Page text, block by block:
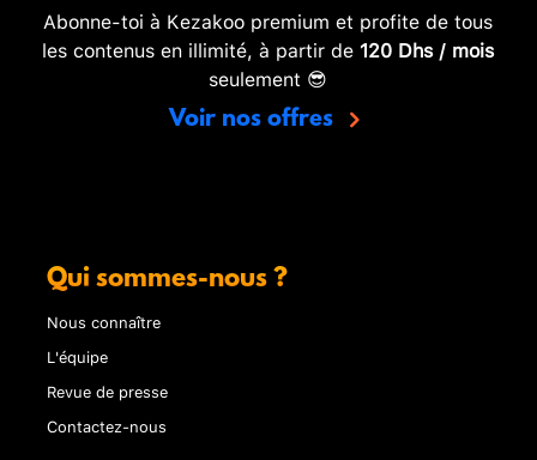
Abonne-toi à Kezakoo premium et profite de tous
les contenus en illimité, à partir de 120 Dhs / mois
seulement 😎
Voir nos offres
Qui sommes-nous ?
Nous connaître
L'équipe
Revue de presse
Contactez-nous